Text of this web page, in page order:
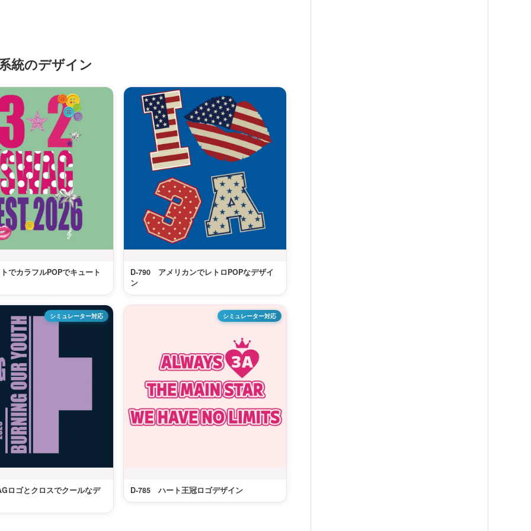
統のデザイン
でカラフルPOPでキュート
D-790 アメリカンでレトロPOPなデザイ
ン
シミュレーター対応
ロゴとクロスでクールなデ
シミュレーター対応
D-785 ハート王冠ロゴデザイン